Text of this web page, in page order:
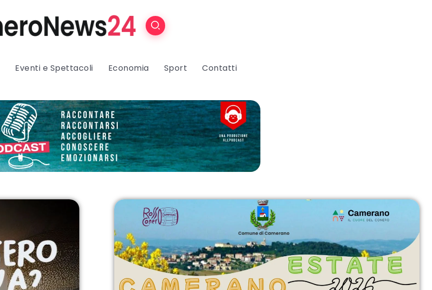
Eventi e Spettacoli Economia Sport Contatti